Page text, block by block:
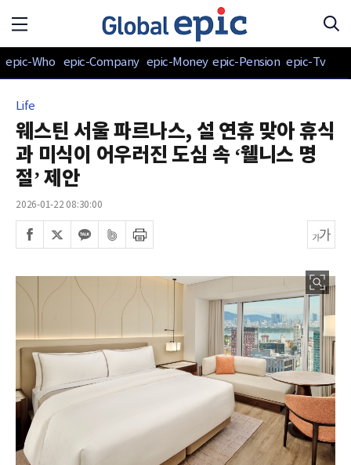
epic-Who epic-Company epic-Money epic-Pension epic-Tv
Life
웨스틴 서울 파르나스, 설 연휴 맞아 휴식
과 미식이 어우러진 도심 속 ‘웰니스 명
절’ 제안
2026-01-22 08:30:00